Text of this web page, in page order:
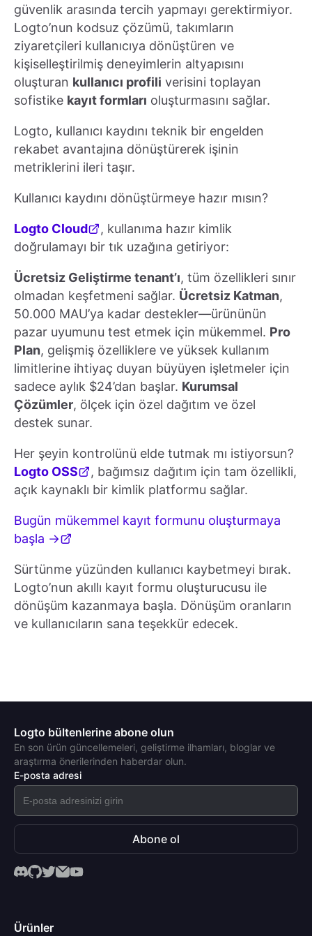
güvenlik arasında tercih yapmayı gerektirmiyor.
Logto’nun kodsuz çözümü, takımların
ziyaretçileri kullanıcıya dönüştüren ve
kişiselleştirilmiş deneyimlerin altyapısını
oluşturan kullanıcı profili verisini toplayan
sofistike kayıt formları oluşturmasını sağlar.
Logto, kullanıcı kaydını teknik bir engelden
rekabet avantajına dönüştürerek işinin
metriklerini ileri taşır.
Kullanıcı kaydını dönüştürmeye hazır mısın?
Logto Cloud
, kullanıma hazır kimlik
doğrulamayı bir tık uzağına getiriyor:
Ücretsiz Geliştirme tenant’ı, tüm özellikleri sınır
olmadan keşfetmeni sağlar. Ücretsiz Katman,
50.000 MAU’ya kadar destekler—ürününün
pazar uyumunu test etmek için mükemmel. Pro
Plan, gelişmiş özelliklere ve yüksek kullanım
limitlerine ihtiyaç duyan büyüyen işletmeler için
sadece aylık $24’dan başlar. Kurumsal
Çözümler, ölçek için özel dağıtım ve özel
destek sunar.
Her şeyin kontrolünü elde tutmak mı istiyorsun?
Logto OSS
, bağımsız dağıtım için tam özellikli,
açık kaynaklı bir kimlik platformu sağlar.
Bugün mükemmel kayıt formunu oluşturmaya
başla →
Sürtünme yüzünden kullanıcı kaybetmeyi bırak.
Logto’nun akıllı kayıt formu oluşturucusu ile
dönüşüm kazanmaya başla. Dönüşüm oranların
ve kullanıcıların sana teşekkür edecek.
Logto bültenlerine abone olun
En son ürün güncellemeleri, geliştirme ilhamları, bloglar ve
araştırma önerilerinden haberdar olun.
E-posta adresi
Abone ol
Ürünler